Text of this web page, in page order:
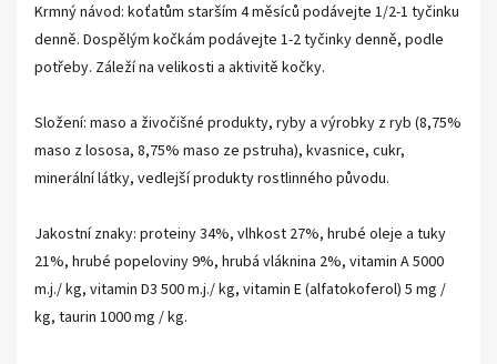
Krmný návod: koťatům starším 4 měsíců podávejte 1/2-1 tyčinku
denně. Dospělým kočkám podávejte 1-2 tyčinky denně, podle
potřeby. Záleží na velikosti a aktivitě kočky.
Složení: maso a živočišné produkty, ryby a výrobky z ryb (8,75%
maso z lososa, 8,75% maso ze pstruha), kvasnice, cukr,
minerální látky, vedlejší produkty rostlinného původu.
Jakostní znaky: proteiny 34%, vlhkost 27%, hrubé oleje a tuky
21%, hrubé popeloviny 9%, hrubá vláknina 2%, vitamin A 5000
m.j./ kg, vitamin D3 500 m.j./ kg, vitamin E (alfatokoferol) 5 mg /
kg, taurin 1000 mg / kg.